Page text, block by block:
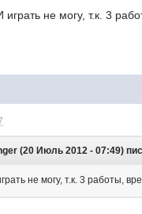
не могу, т.к. 3
(20 Июль 2012 - 07:49)
не могу, т.к. 3 работы,